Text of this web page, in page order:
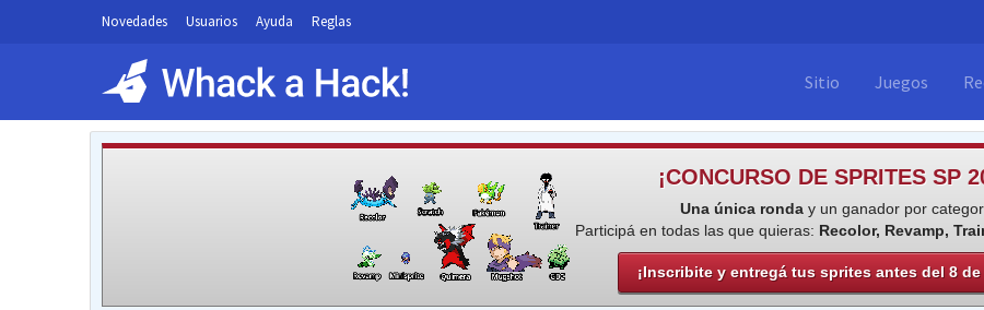
Novedades Usuarios Ayuda Reglas
Sitio Juegos
¡CONCURSO DE SPRITES SP
Una única ronday un ganador por
Participá en todas las que quieras: Recolor, Revamp,
¡Inscribite y entregá tus sprites antes del 8